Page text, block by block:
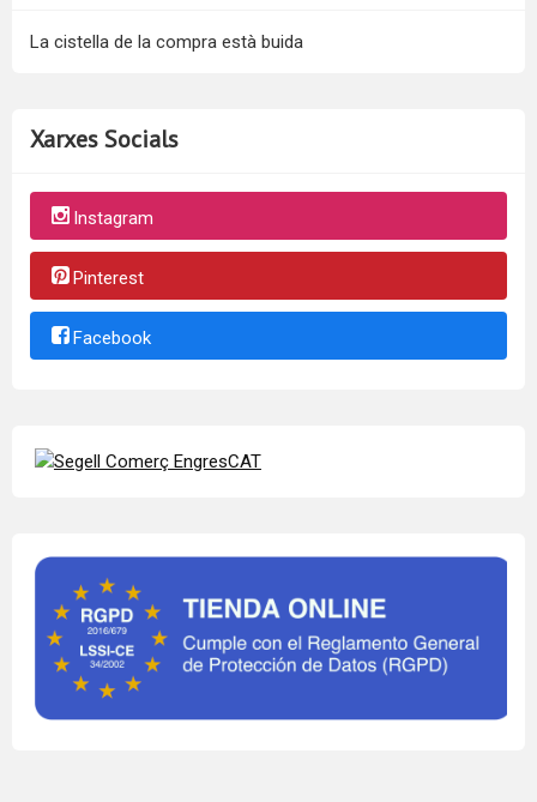
La cistella de la compra està buida
Xarxes Socials
Instagram
Pinterest
Facebook